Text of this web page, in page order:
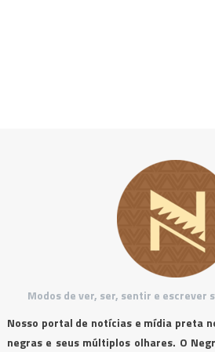
Modos de ver, ser, sentir e escrever
Nosso portal de notícias e mídia preta
negras e seus múltiplos olhares. O